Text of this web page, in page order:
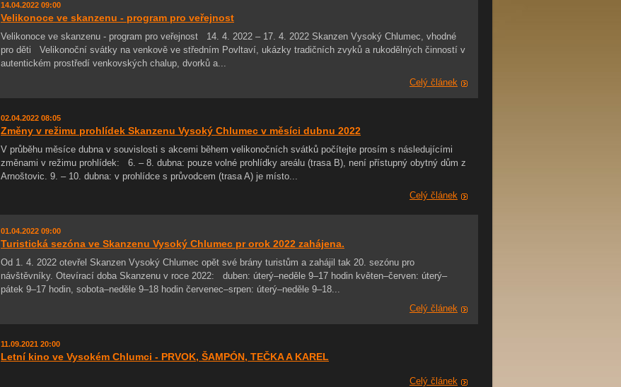
14.04.2022 09:00
Velikonoce ve skanzenu - program pro veřejnost
Velikonoce ve skanzenu - program pro veřejnost 14. 4. 2022 – 17. 4. 2022 Skanzen Vysoký Chlumec, vhodné
pro děti Velikonoční svátky na venkově ve středním Povltaví, ukázky tradičních zvyků a rukodělných činností v
autentickém prostředí venkovských chalup, dvorků a...
Celý článek
02.04.2022 08:05
Změny v režimu prohlídek Skanzenu Vysoký Chlumec v měsíci dubnu 2022
V průběhu měsíce dubna v souvislosti s akcemi během velikonočních svátků počítejte prosím s následujícími
změnami v režimu prohlídek: 6. – 8. dubna: pouze volné prohlídky areálu (trasa B), není přístupný obytný dům z
Arnoštovic. 9. – 10. dubna: v prohlídce s průvodcem (trasa A) je místo...
Celý článek
01.04.2022 09:00
Turistická sezóna ve Skanzenu Vysoký Chlumec pr orok 2022 zahájena.
Od 1. 4. 2022 otevřel Skanzen Vysoký Chlumec opět své brány turistům a zahájil tak 20. sezónu pro
návštěvníky. Otevírací doba Skanzenu v roce 2022: duben: úterý–neděle 9–17 hodin květen–červen: úterý–
pátek 9–17 hodin, sobota–neděle 9–18 hodin červenec–srpen: úterý–neděle 9–18...
Celý článek
11.09.2021 20:00
Letní kino ve Vysokém Chlumci - PRVOK, ŠAMPÓN, TEČKA A KAREL
Celý článek